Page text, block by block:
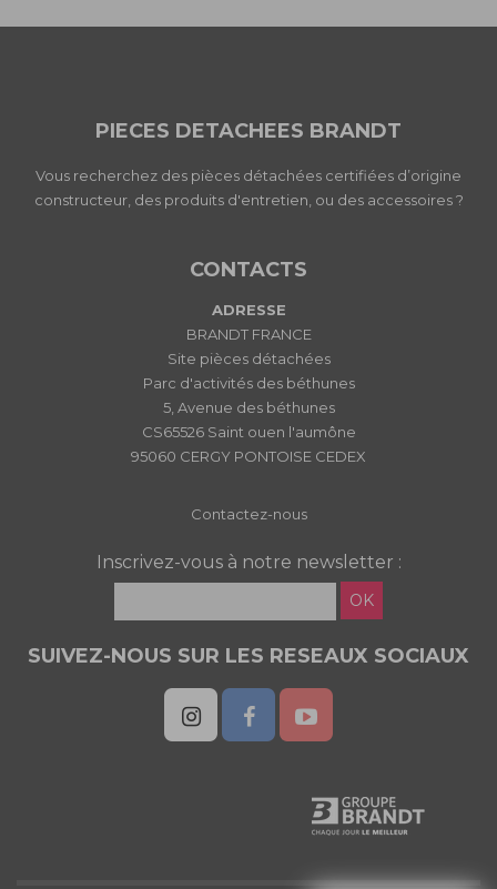
PIECES DETACHEES BRANDT
Vous recherchez des pièces détachées certifiées d’origine
constructeur, des produits d'entretien, ou des accessoires ?
CONTACTS
ADRESSE
BRANDT FRANCE
Site pièces détachées
Parc d'activités des béthunes
5, Avenue des béthunes
CS65526 Saint ouen l'aumône
95060 CERGY PONTOISE CEDEX
Contactez-nous
Inscrivez-vous à notre newsletter :
OK
SUIVEZ-NOUS SUR LES RESEAUX SOCIAUX